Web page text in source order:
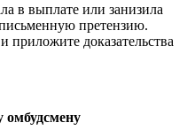
в выплате или занизила
претензию.
приложите доказательства
омбудсмену